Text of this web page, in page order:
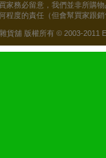
家務必留意，我們並非所購
程度的責任（但會幫買家跟
貨舖 版權所有 © 2003-2011